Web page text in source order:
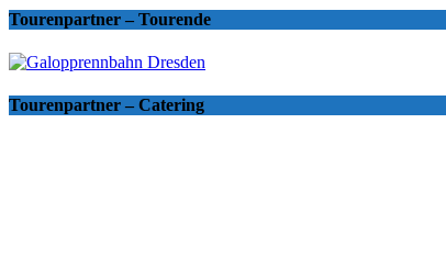
Tourenpartner – Tourende
Tourenpartner – Catering